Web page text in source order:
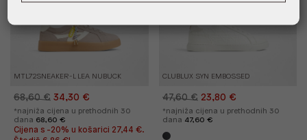
MTL72SNEAKER-L LEA NUBUCK
68,60 € 34,30 €
*najniža cijena u prethodnih 30
dana 68,60 €
Cijena s -20% u košarici 27,44 €.
CLUBLUX SYN EMBOSSED
47,60 € 23,80 €
*najniža cijena u prethodnih 30
dana 47,60 €